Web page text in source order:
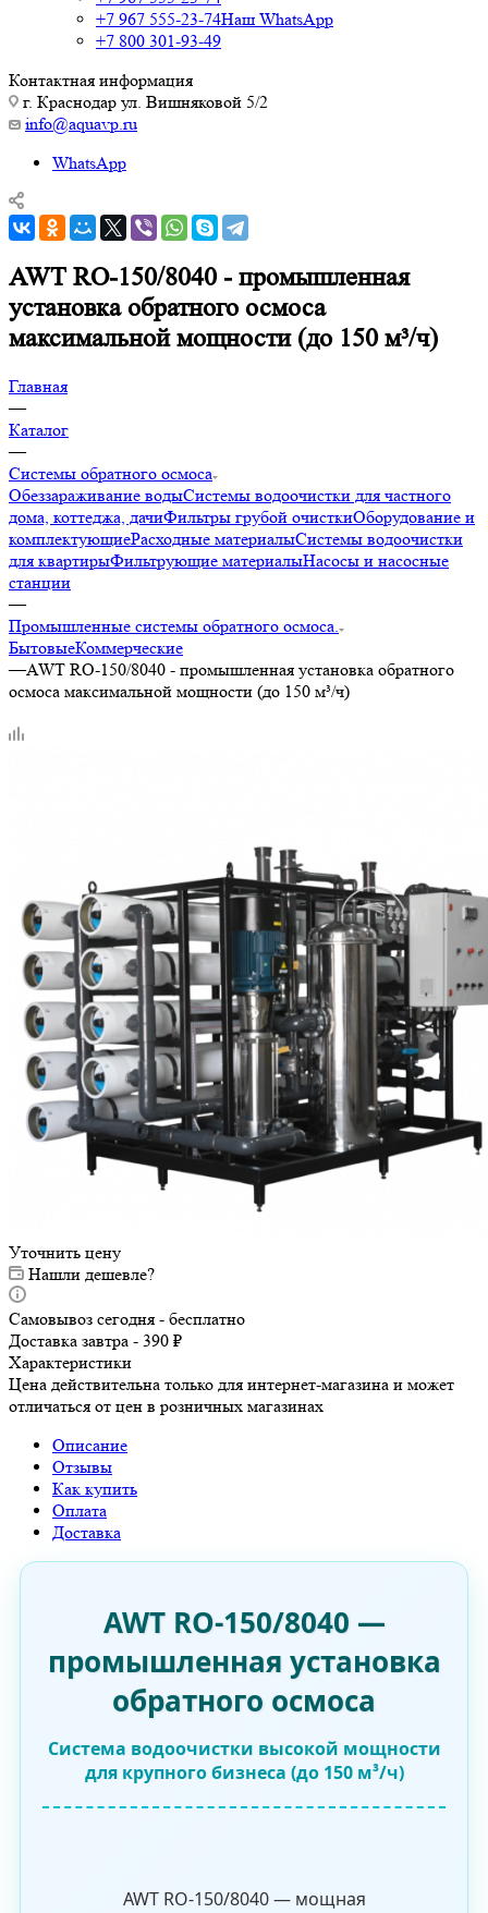
+7 967 555-23-74Наш WhatsApp
+7 800 301-93-49
Контактная информация
г. Краснодар ул. Вишняковой 5/2
info@aquavp.ru
WhatsApp
AWT RO-150/8040 - промышленная
установка обратного осмоса
максимальной мощности (до 150 м³/ч)
Главная
—
Каталог
—
Системы обратного осмоса
Обеззараживание водыСистемы водоочистки для частного
дома, коттеджа, дачиФильтры грубой очисткиОборудование и
комплектующиеРасходные материалыСистемы водоочистки
для квартирыФильтрующие материалыНасосы и насосные
станции
—
Промышленные системы обратного осмоса.
БытовыеКоммерческие
—AWT RO-150/8040 - промышленная установка обратного
осмоса максимальной мощности (до 150 м³/ч)
Уточнить цену
Нашли дешевле?
Самовывоз сегодня - бесплатно
Доставка завтра - 390 ₽
Характеристики
Цена действительна только для интернет-магазина и может
отличаться от цен в розничных магазинах
Описание
Отзывы
Как купить
Оплата
Доставка
AWT RO-150/8040 —
промышленная установка
обратного осмоса
Система водоочистки высокой мощности
для крупного бизнеса (до 150 м³/ч)
AWT RO-150/8040 — мощная